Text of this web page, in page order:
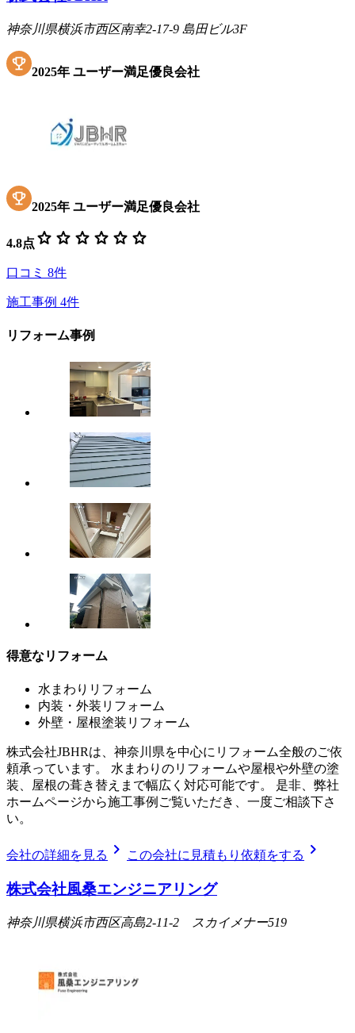
神奈川県横浜市西区南幸2-17-9 島田ビル3F
2025年 ユーザー満足優良会社
2025年 ユーザー満足優良会社
4.8点 star star star star star star
口コミ 8件
施工事例 4件
リフォーム事例
得意なリフォーム
水まわりリフォーム
内装・外装リフォーム
外壁・屋根塗装リフォーム
株式会社JBHRは、神奈川県を中心にリフォーム全般のご依
頼承っています。 水まわりのリフォームや屋根や外壁の塗
装、屋根の葺き替えまで幅広く対応可能です。 是非、弊社
ホームページから施工事例ご覧いただき、一度ご相談下さ
い。
会社の詳細を見る chevron_right この会社に見積もり依頼をする chevron_right
株式会社風桑エンジニアリング
神奈川県横浜市西区高島2-11-2 スカイメナー519